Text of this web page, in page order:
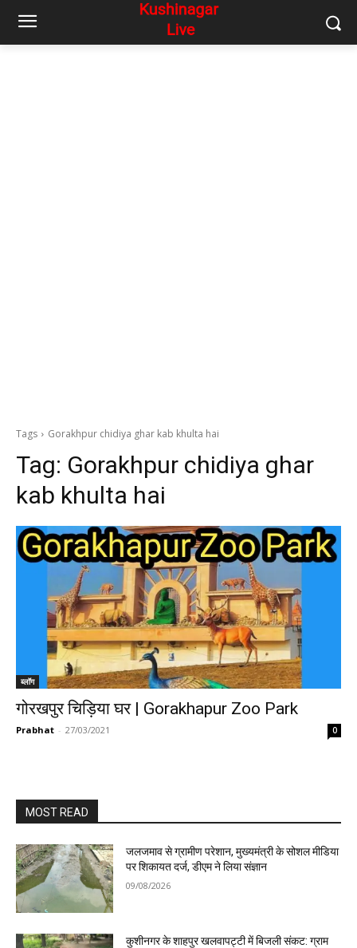
Tags Gorakhpur chidiya ghar kab khulta hai
Tag: Gorakhpur chidiya ghar
kab khulta hai
ब्लॉग
गोरखपुर चिड़िया घर | Gorakhapur Zoo Park
Prabhat - 27/03/2021 0
MOST READ
जलजमाव से ग्रामीण परेशान, मुख्यमंत्री के सोशल मीडिया
पर शिकायत दर्ज, डीएम ने लिया संज्ञान
09/08/2026
कुशीनगर के शाहपुर खलवापट्टी में बिजली संकट: ग्राम